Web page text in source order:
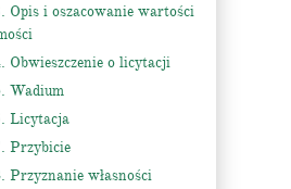
Opis i oszacowanie wartości
Obwieszczenie o licytacji
Wadium
Licytacja
Przybicie
Przyznanie własności